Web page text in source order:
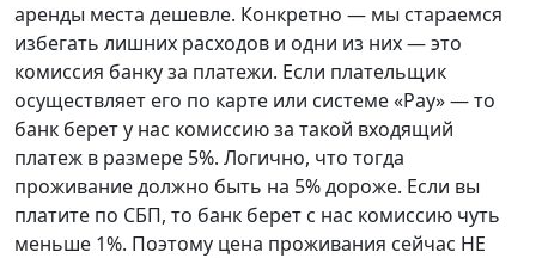
аренды места дешевле. Конкретно — мы стараемся
избегать лишних расходов и одни из них — это
комиссия банку за платежи. Если плательщик
осуществляет его по карте или системе «Pay» — то
банк берет у нас комиссию за такой входящий
платеж в размере 5%. Логично, что тогда
проживание должно быть на 5% дороже. Если вы
платите по СБП, то банк берет с нас комиссию чуть
меньше 1%. Поэтому цена проживания сейчас НЕ